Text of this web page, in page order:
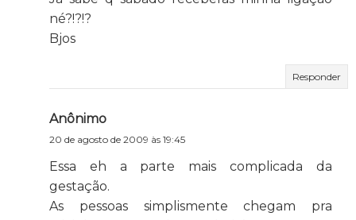
né?!?!?
Bjos
Responder
Anônimo
20 de agosto de 2009 às 19:45
Essa eh a parte mais complicada da
gestação.
As pessoas simplismente chegam pra